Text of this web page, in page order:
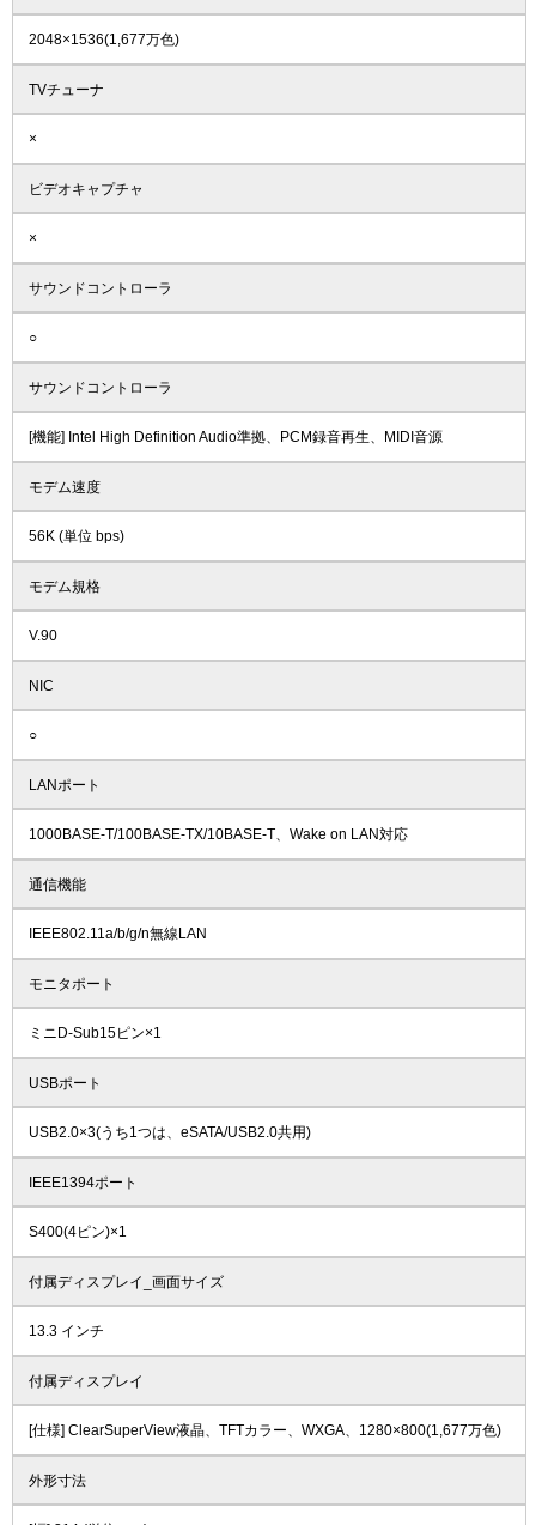
2048×1536(1,677万色)
TVチューナ
×
ビデオキャプチャ
×
サウンドコントローラ
○
サウンドコントローラ
[機能] Intel High Definition Audio準拠、PCM録音再生、MIDI音源
モデム速度
56K (単位 bps)
モデム規格
V.90
NIC
○
LANポート
1000BASE-T/100BASE-TX/10BASE-T、Wake on LAN対応
通信機能
IEEE802.11a/b/g/n無線LAN
モニタポート
ミニD-Sub15ピン×1
USBポート
USB2.0×3(うち1つは、eSATA/USB2.0共用)
IEEE1394ポート
S400(4ピン)×1
付属ディスプレイ_画面サイズ
13.3 インチ
付属ディスプレイ
[仕様] ClearSuperView液晶、TFTカラー、WXGA、1280×800(1,677万色)
外形寸法